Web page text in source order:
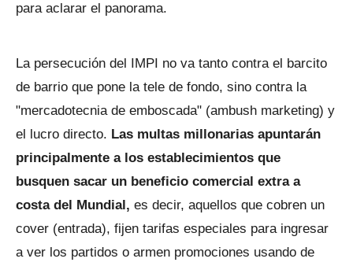
para aclarar el panorama.
La persecución del IMPI no va tanto contra el barcito
de barrio que pone la tele de fondo, sino contra la
"mercadotecnia de emboscada" (ambush marketing) y
el lucro directo. Las multas millonarias apuntarán
principalmente a los establecimientos que
busquen sacar un beneficio comercial extra a
costa del Mundial, es decir, aquellos que cobren un
cover (entrada), fijen tarifas especiales para ingresar
a ver los partidos o armen promociones usando de